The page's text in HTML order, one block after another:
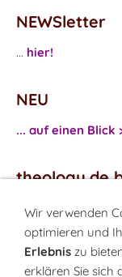
NEWSletter
... hier!
NEU
... auf einen Blick
theology.de
...Facebook
...Twitter
Wir verwenden
optimieren und
Erlebnis zu
erklären Sie sich